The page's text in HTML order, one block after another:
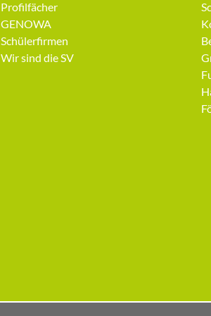
Navigation
überspringen
Profilfächer
GENOWA
Schülerfirmen
Wir sind die SV